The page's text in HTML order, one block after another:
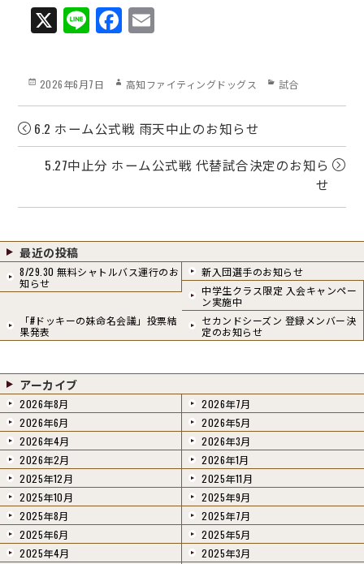
X Li
ne
Fa
ce
bo
ok
ail
Posted
2026年6月7日 Author
高知ファイティングドッグス Categories
試合
6.2 ホーム公式戦 雨天中止のお知らせ
5.27中止分 ホーム公式戦 代替試合決定のお知ら
せ
最近の投稿
8/29.30 無料シャトルバス運行のお
知らせ
新入団選手のお知らせ
中学生クラス限定 入会キャンペー
ン実施中
「#ドッキーの妹命名会議」投票結
果発表
セカンドシーズン 登録メンバー決
定のお知らせ
アーカイブ
2026年8月
2026年7月
2026年6月
2026年5月
2026年4月
2026年3月
2026年2月
2026年1月
2025年12月
2025年11月
2025年10月
2025年9月
2025年8月
2025年7月
2025年6月
2025年5月
2025年4月
2025年3月